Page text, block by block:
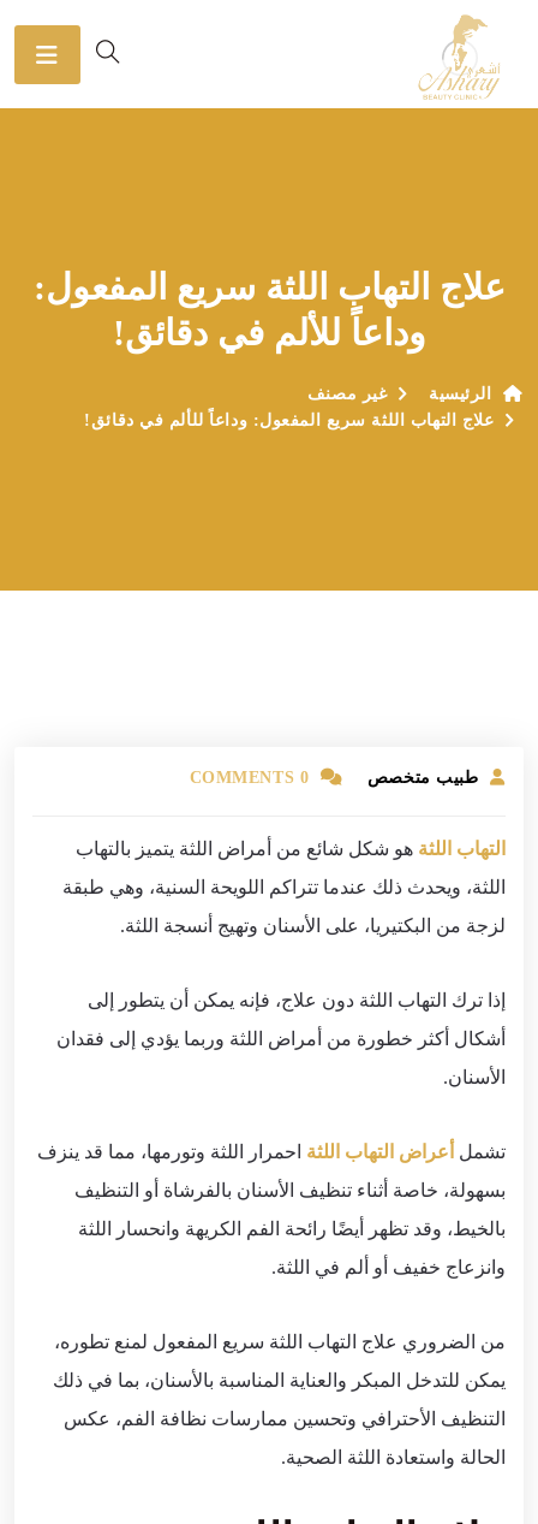
علاج التهاب اللثة سريع المفعول:
وداعاً للألم في دقائق!
الرئيسية
غير مصنف
علاج التهاب اللثة سريع المفعول: وداعاً للألم في دقائق!
طبيب متخصص 0 COMMENTS
التهاب اللثة هو شكل شائع من أمراض اللثة يتميز بالتهاب
اللثة، ويحدث ذلك عندما تتراكم اللويحة السنية، وهي طبقة
لزجة من البكتيريا، على الأسنان وتهيج أنسجة اللثة.
إذا ترك التهاب اللثة دون علاج، فإنه يمكن أن يتطور إلى
أشكال أكثر خطورة من أمراض اللثة وربما يؤدي إلى فقدان
الأسنان.
تشمل أعراض التهاب اللثة احمرار اللثة وتورمها، مما قد ينزف
بسهولة، خاصة أثناء تنظيف الأسنان بالفرشاة أو التنظيف
بالخيط، وقد تظهر أيضًا رائحة الفم الكريهة وانحسار اللثة
وانزعاج خفيف أو ألم في اللثة.
من الضروري علاج التهاب اللثة سريع المفعول لمنع تطوره،
يمكن للتدخل المبكر والعناية المناسبة بالأسنان، بما في ذلك
التنظيف الأحترافي وتحسين ممارسات نظافة الفم، عكس
الحالة واستعادة اللثة الصحية.